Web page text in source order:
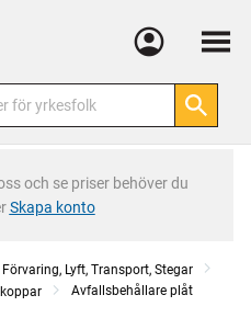
Meny
och se priser behöver du
Skapa konto
Lyft, Transport, Stegar
Avfallsbehållare plåt